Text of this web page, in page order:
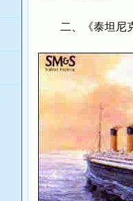
二、《泰坦尼克